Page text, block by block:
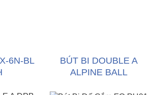
6N-BL
BÚT BI DOUBLE A
ALPINE BALL